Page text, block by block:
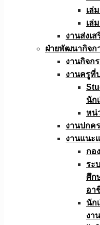
เล่
เล่
งานส่งเ
ฝ่ายพัฒนากิจก
งานกิจก
งานครูที่
นัก
หน่
งานปกค
งานแนะ
กอ
ระ
ศึก
อา
นัก
งา